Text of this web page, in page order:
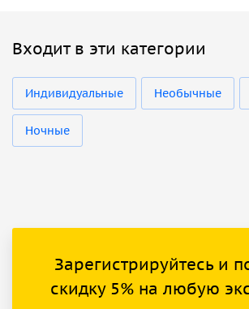
Входит в эти категории
Индивидуальные Необычные
Ночные
Зарегистрируйтесь и
скидку 5% на любую